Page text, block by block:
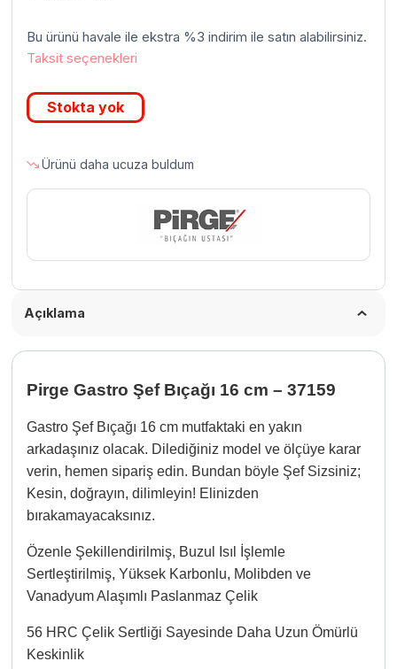
Bu ürünü havale ile ekstra %3 indirim ile satın alabilirsiniz.
Taksit seçenekleri
Stokta yok
Ürünü daha ucuza buldum
Açıklama
Pirge Gastro Şef Bıçağı 16 cm – 37159
Gastro Şef Bıçağı 16 cm mutfaktaki en yakın
arkadaşınız olacak. Dilediğiniz model ve ölçüye karar
verin, hemen sipariş edin. Bundan böyle Şef Sizsiniz;
Kesin, doğrayın, dilimleyin! Elinizden
bırakamayacaksınız.
Özenle Şekillendirilmiş, Buzul Isıl İşlemle
Sertleştirilmiş, Yüksek Karbonlu, Molibden ve
Vanadyum Alaşımlı Paslanmaz Çelik
56 HRC Çelik Sertliği Sayesinde Daha Uzun Ömürlü
Keskinlik